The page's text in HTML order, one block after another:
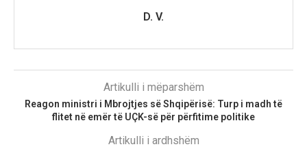
D. V.
Artikulli i mëparshëm
Reagon ministri i Mbrojtjes së Shqipërisë: Turp i madh të
flitet në emër të UÇK-së për përfitime politike
Artikulli i ardhshëm